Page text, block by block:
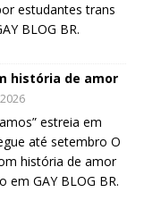
estudantes trans
BLOG BR.
história de amor
estreia em
até setembro O
história de amor
GAY BLOG BR.